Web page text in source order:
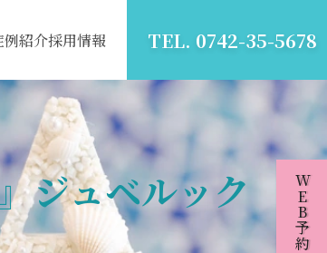
例紹介採用情報 TEL. 0742-35-5678
ジュベルック
WEB予約